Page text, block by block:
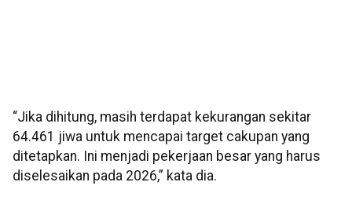
“Jika dihitung, masih terdapat kekurangan sekitar
64.461 jiwa untuk mencapai target cakupan yang
ditetapkan. Ini menjadi pekerjaan besar yang harus
diselesaikan pada 2026,” kata dia.